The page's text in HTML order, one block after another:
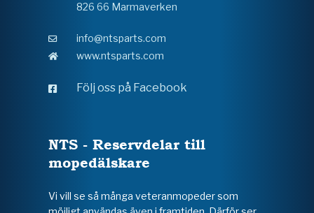
826 66 Marmaverken
info@ntsparts.com
www.ntsparts.com
Följ oss på Facebook
NTS - Reservdelar till
mopedälskare
Vi vill se så många veteranmopeder som